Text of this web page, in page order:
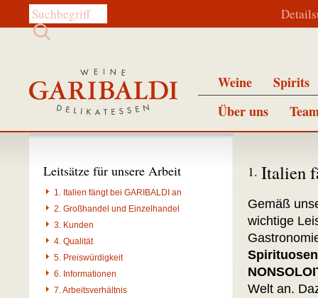
Diese Website durchsuchen:
Weine
Spirits
Über uns
1. Italien
Gemäß
wichtige
Welt an.
Leitsätze für unsere Arbeit
1. Italien fängt bei GARIBALDI an
2. Großhandel und Einzelhandel
3. Kunden
4. Qualität
5. Preiswürdigkeit
6. Informationen
7. Arbeitsverhältnis